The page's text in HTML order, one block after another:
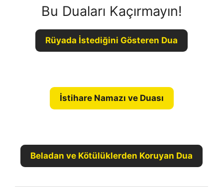
Bu Duaları Kaçırmayın!
Rüyada İstediğini Gösteren Dua
İstihare Namazı ve Duası
Beladan ve Kötülüklerden Koruyan Dua